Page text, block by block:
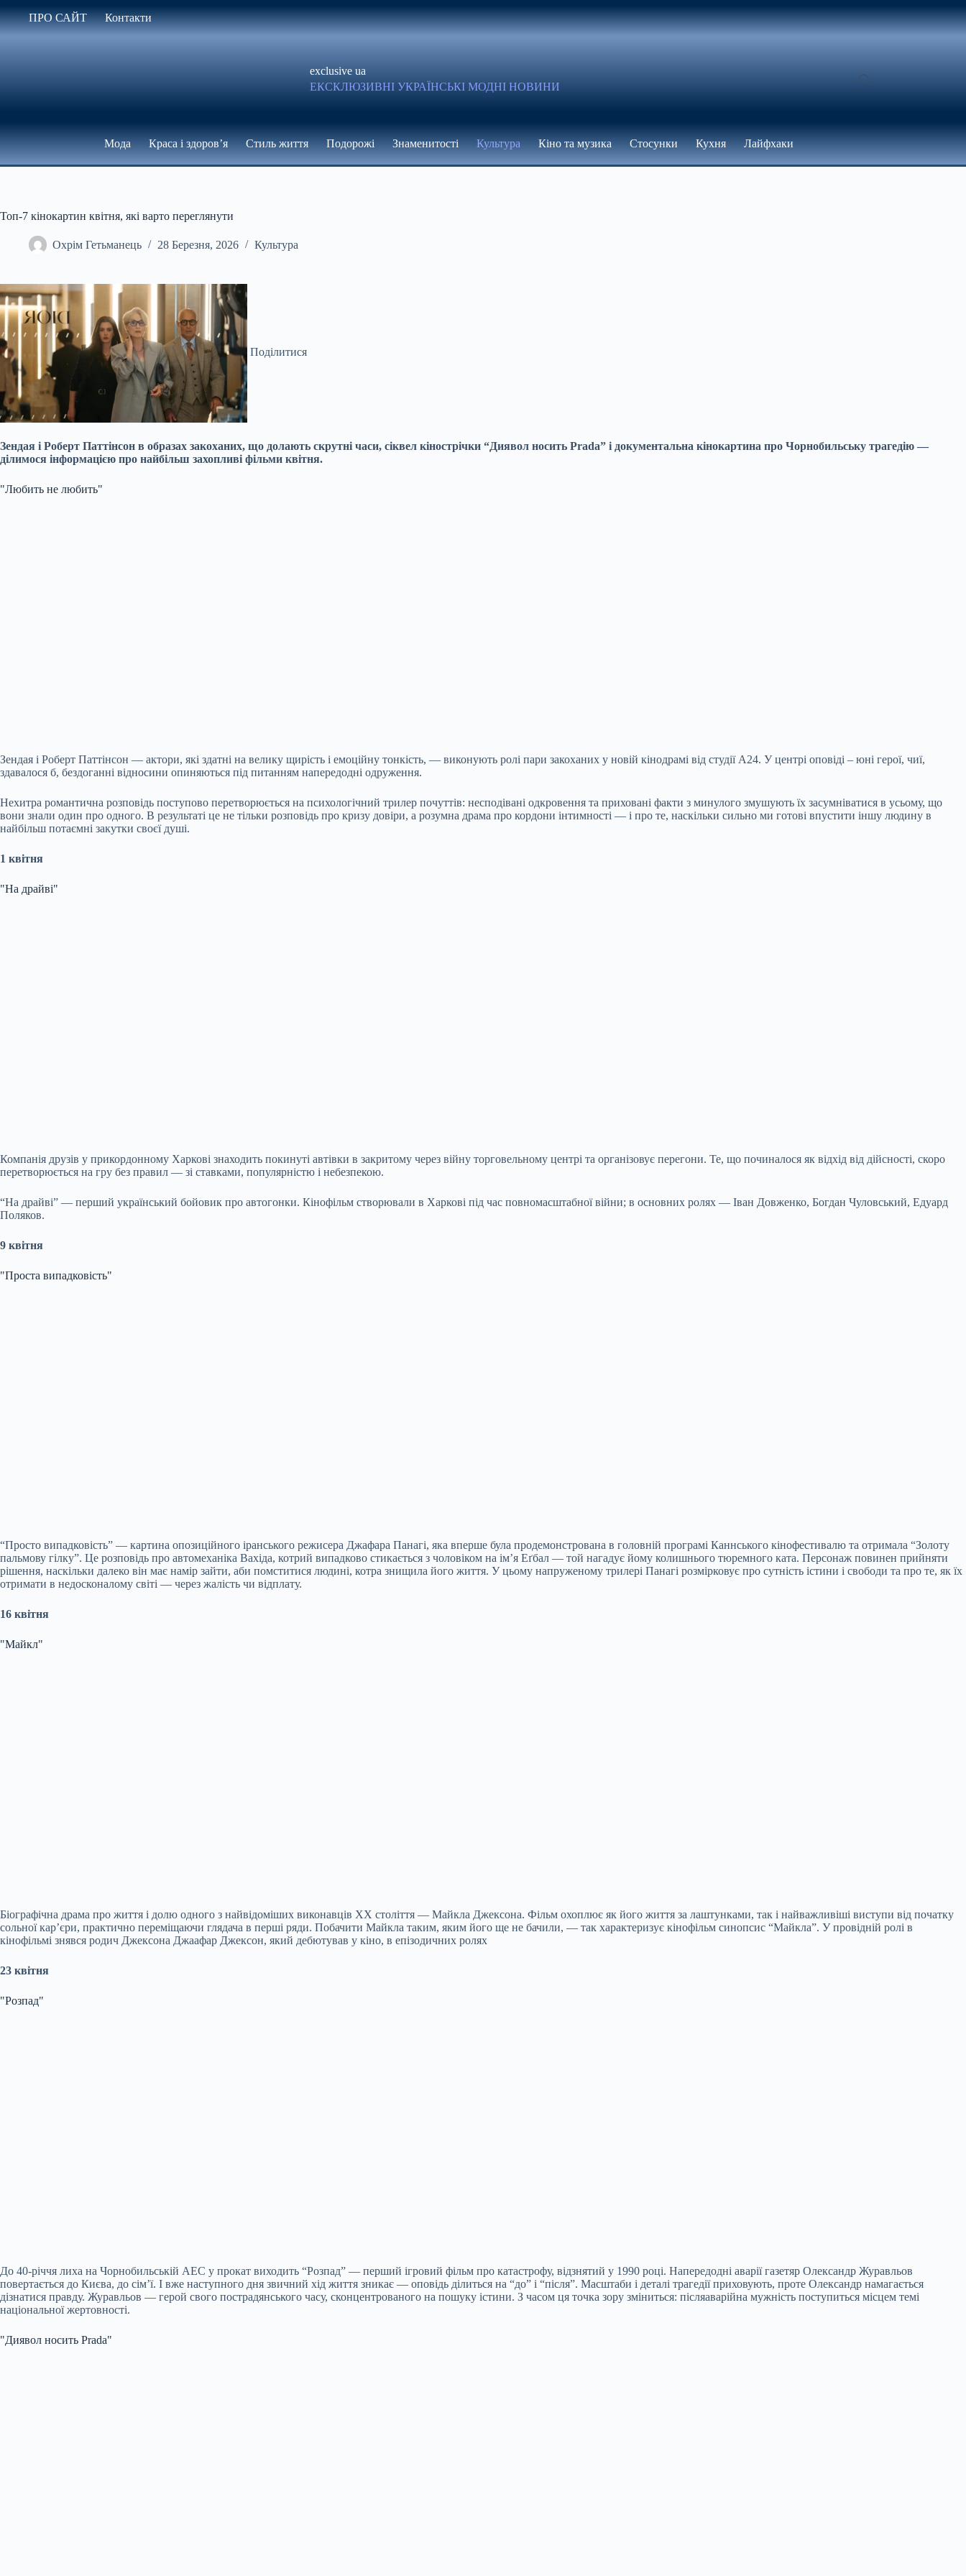
до
вмісту
ПРО САЙТ Контакти
exclusive ua
ЕКСКЛЮЗИВНІ УКРАЇНСЬКІ МОДНІ НОВИНИ
Мода Краса і здоров’я Стиль життя Подорожі Знаменитості Культура Кіно та музика Стосунки Кухня Лайфхаки
Топ-7 кінокартин квітня, які варто переглянути
Охрім Гетьманець 28 Березня, 2026 Культура
Поділитися
Зендая і Роберт Паттінсон в образах закоханих, що долають скрутні часи, сіквел кінострічки “Диявол носить Prada” і документальна кінокартина про Чорнобильську трагедію —
ділимося інформацією про найбільш захопливі фільми квітня.
"Любить не любить"
Зендая і Роберт Паттінсон — актори, які здатні на велику щирість і емоційну тонкість, — виконують ролі пари закоханих у новій кінодрамі від студії A24. У центрі оповіді – юні герої, чиї,
здавалося б, бездоганні відносини опиняються під питанням напередодні одруження.
Нехитра романтична розповідь поступово перетворюється на психологічний трилер почуттів: несподівані одкровення та приховані факти з минулого змушують їх засумніватися в усьому, що
вони знали один про одного. В результаті це не тільки розповідь про кризу довіри, а розумна драма про кордони інтимності — і про те, наскільки сильно ми готові впустити іншу людину в
найбільш потаємні закутки своєї душі.
1 квітня
"На драйві"
Компанія друзів у прикордонному Харкові знаходить покинуті автівки в закритому через війну торговельному центрі та організовує перегони. Те, що починалося як відхід від дійсності, скоро
перетворюється на гру без правил — зі ставками, популярністю і небезпекою.
“На драйві” — перший український бойовик про автогонки. Кінофільм створювали в Харкові під час повномасштабної війни; в основних ролях — Іван Довженко, Богдан Чуловський, Едуард
Поляков.
9 квітня
"Проста випадковість"
“Просто випадковість” — картина опозиційного іранського режисера Джафара Панагі, яка вперше була продемонстрована в головній програмі Каннського кінофестивалю та отримала “Золоту
пальмову гілку”. Це розповідь про автомеханіка Вахіда, котрий випадково стикається з чоловіком на ім’я Еґбал — той нагадує йому колишнього тюремного ката. Персонаж повинен прийняти
рішення, наскільки далеко він має намір зайти, аби помститися людині, котра знищила його життя. У цьому напруженому трилері Панагі розмірковує про сутність істини і свободи та про те, як їх
отримати в недосконалому світі — через жалість чи відплату.
16 квітня
"Майкл"
Біографічна драма про життя і долю одного з найвідоміших виконавців ХХ століття — Майкла Джексона. Фільм охоплює як його життя за лаштунками, так і найважливіші виступи від початку
сольної кар’єри, практично переміщаючи глядача в перші ряди. Побачити Майкла таким, яким його ще не бачили, — так характеризує кінофільм синопсис “Майкла”. У провідній ролі в
кінофільмі знявся родич Джексона Джаафар Джексон, який дебютував у кіно, в епізодичних ролях
23 квітня
"Розпад"
До 40-річчя лиха на Чорнобильській АЕС у прокат виходить “Розпад” — перший ігровий фільм про катастрофу, відзнятий у 1990 році. Напередодні аварії газетяр Олександр Журавльов
повертається до Києва, до сім’ї. І вже наступного дня звичний хід життя зникає — оповідь ділиться на “до” і “після”. Масштаби і деталі трагедії приховують, проте Олександр намагається
дізнатися правду. Журавльов — герой свого пострадянського часу, сконцентрованого на пошуку істини. З часом ця точка зору зміниться: післяаварійна мужність поступиться місцем темі
національної жертовності.
"Диявол носить Prada"